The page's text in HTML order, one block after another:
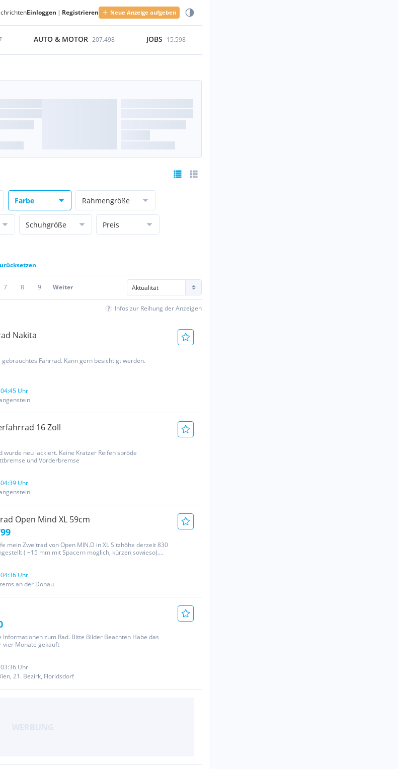
Einloggen | Registrieren Neue Anzeige aufgeben
AUTO & MOTOR 207.498 JOBS 15.598
Farbe Rahmengröße
Schuhgröße Preis
7 8 9 Weiter
Infos zur Reihung der Anzeigen
Nakita
Fahrrad. Kann gern besichtigt werden.
Uhr
16 Zoll
wurde neu lackiert. Keine Kratzer Reifen spröde
und Vorderbremse
Uhr
Open Mind XL 59cm
mein Zweitrad von Open MIN.D in XL Sitzhöhe derzeit 830
( +15 mm mit Spacern möglich, kürzen sowieso).
Uhr
an der Donau
Informationen zum Rad. Bitte Bilder Beachten Habe das
vier Monate gekauft
Uhr
21. Bezirk, Floridsdorf